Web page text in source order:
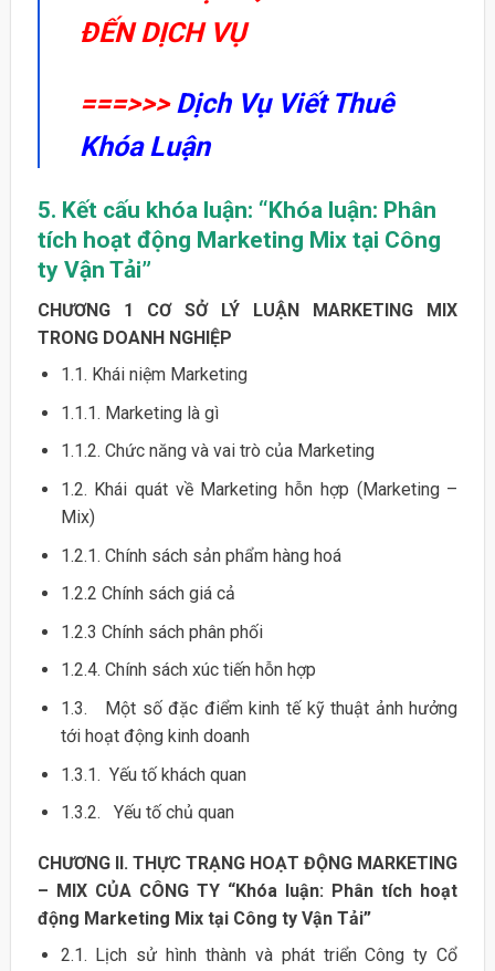
ĐẾN DỊCH VỤ
===>>> Dịch Vụ Viết Thuê
Khóa Luận
5. Kết cấu khóa luận: “Khóa luận: Phân
tích hoạt động Marketing Mix tại Công
ty Vận Tải”
CHƯƠNG 1 CƠ SỞ LÝ LUẬN MARKETING MIX
TRONG DOANH NGHIỆP
1.1. Khái niệm Marketing
1.1.1. Marketing là gì
1.1.2. Chức năng và vai trò của Marketing
1.2. Khái quát về Marketing hỗn hợp (Marketing –
Mix)
1.2.1. Chính sách sản phẩm hàng hoá
1.2.2 Chính sách giá cả
1.2.3 Chính sách phân phối
1.2.4. Chính sách xúc tiến hỗn hợp
1.3. Một số đặc điểm kinh tế kỹ thuật ảnh hưởng
tới hoạt động kinh doanh
1.3.1. Yếu tố khách quan
1.3.2. Yếu tố chủ quan
CHƯƠNG II. THỰC TRẠNG HOẠT ĐỘNG MARKETING
– MIX CỦA CÔNG TY “Khóa luận: Phân tích hoạt
động Marketing Mix tại Công ty Vận Tải”
2.1. Lịch sử hình thành và phát triển Công ty Cổ